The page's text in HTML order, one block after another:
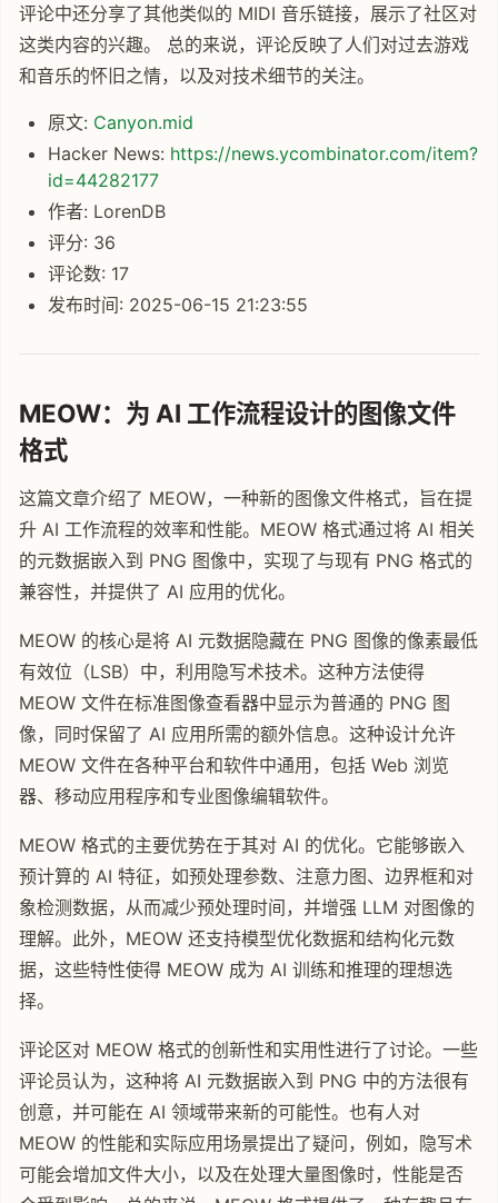
评论中还分享了其他类似的 MIDI 音乐链接，展示了社区对
这类内容的兴趣。 总的来说，评论反映了人们对过去游戏
和音乐的怀旧之情，以及对技术细节的关注。
原文: Canyon.mid
Hacker News: https://news.ycombinator.com/item?
id=44282177
作者: LorenDB
评分: 36
评论数: 17
发布时间: 2025-06-15 21:23:55
MEOW：为 AI 工作流程设计的图像文件
格式
这篇文章介绍了 MEOW，一种新的图像文件格式，旨在提
升 AI 工作流程的效率和性能。MEOW 格式通过将 AI 相关
的元数据嵌入到 PNG 图像中，实现了与现有 PNG 格式的
兼容性，并提供了 AI 应用的优化。
MEOW 的核心是将 AI 元数据隐藏在 PNG 图像的像素最低
有效位（LSB）中，利用隐写术技术。这种方法使得
MEOW 文件在标准图像查看器中显示为普通的 PNG 图
像，同时保留了 AI 应用所需的额外信息。这种设计允许
MEOW 文件在各种平台和软件中通用，包括 Web 浏览
器、移动应用程序和专业图像编辑软件。
MEOW 格式的主要优势在于其对 AI 的优化。它能够嵌入
预计算的 AI 特征，如预处理参数、注意力图、边界框和对
象检测数据，从而减少预处理时间，并增强 LLM 对图像的
理解。此外，MEOW 还支持模型优化数据和结构化元数
据，这些特性使得 MEOW 成为 AI 训练和推理的理想选
择。
评论区对 MEOW 格式的创新性和实用性进行了讨论。一些
评论员认为，这种将 AI 元数据嵌入到 PNG 中的方法很有
创意，并可能在 AI 领域带来新的可能性。也有人对
MEOW 的性能和实际应用场景提出了疑问，例如，隐写术
可能会增加文件大小，以及在处理大量图像时，性能是否